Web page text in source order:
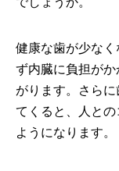
健康な歯が少な
ず内臓に負担が
がります。さら
てくると、人と
ようになります。